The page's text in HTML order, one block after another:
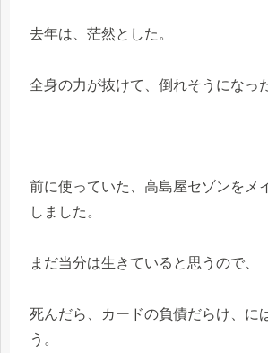
去年は、茫然とした。
全身の力が抜けて、倒れそうになっ
前に使っていた、高島屋セゾンをメ
しました。
まだ当分は生きていると思うので、
死んだら、カードの負債だらけ、に
う。